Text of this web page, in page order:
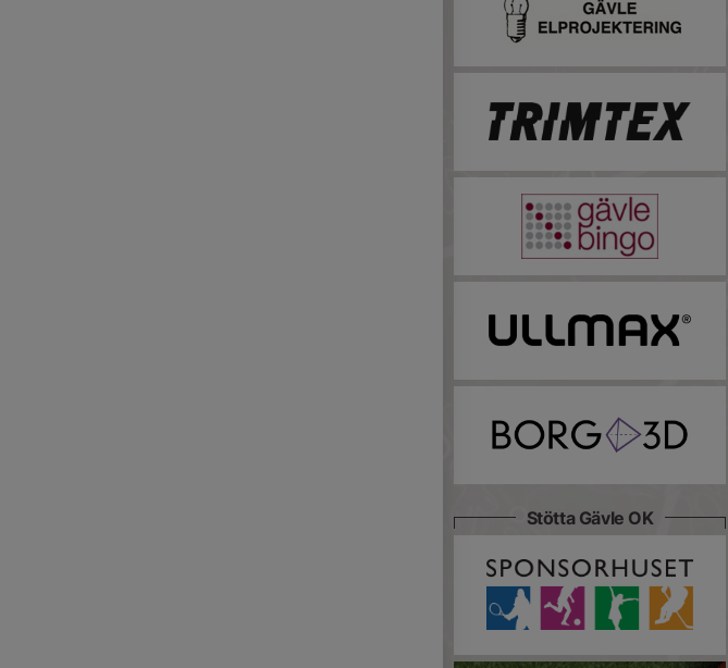
Stötta Gävle OK